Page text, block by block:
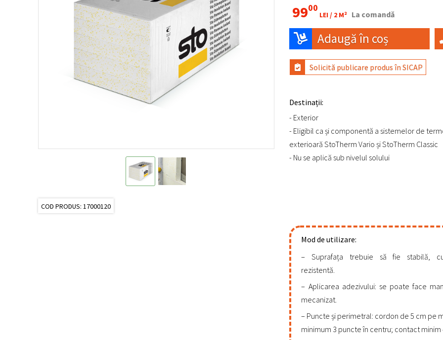
COD PRODUS: 17000120
9900
LEI / 2 M² La comandă
Adaugă în coș
Solicită publicare produs în SICAP
Destinații:
- Exterior
- Eligibil ca și componentă a sistemelor de
exterioară StoTherm Vario și StoTherm Classic
- Nu se aplică sub nivelul solului
Mod de utilizare:
Suprafața trebuie să fie stabilă,
rezistentă.
Aplicarea adezivului: se poate face
mecanizat.
Puncte și perimetral: cordon de 5 cm pe
minimum 3 puncte în centru; contact minim